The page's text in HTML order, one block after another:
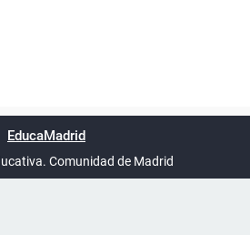
phpBB España
EducaMadrid
Comunidad de Madrid